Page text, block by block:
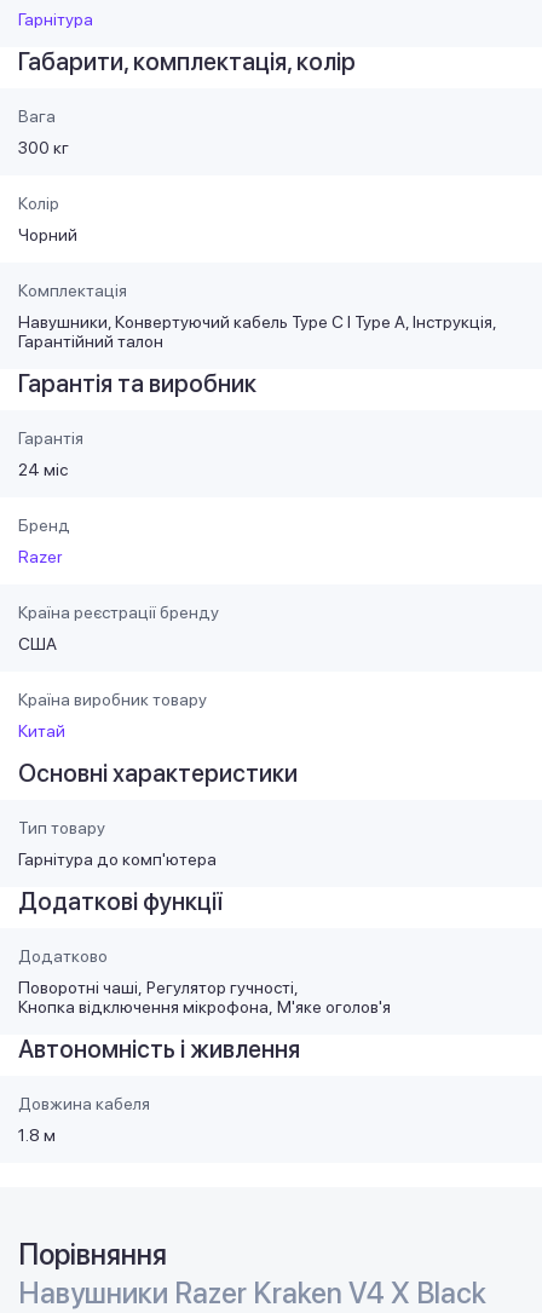
Гарнітура
Габарити, комплектація, колір
Вага
300 кг
Колір
Чорний
Комплектація
Навушники, Конвертуючий кабель Type C І Type A, Інструкція,
Гарантійний талон
Гарантія та виробник
Гарантія
24 міс
Бренд
Razer
Країна реєстрації бренду
США
Країна виробник товару
Китай
Основні характеристики
Тип товару
Гарнітура до комп'ютера
Додаткові функції
Додатково
Поворотні чаші Регулятор гучності
Кнопка відключення мікрофона М'яке оголов'я
Автономність і живлення
Довжина кабеля
1.8 м
Порівняння
Навушники Razer Kraken V4 X Black